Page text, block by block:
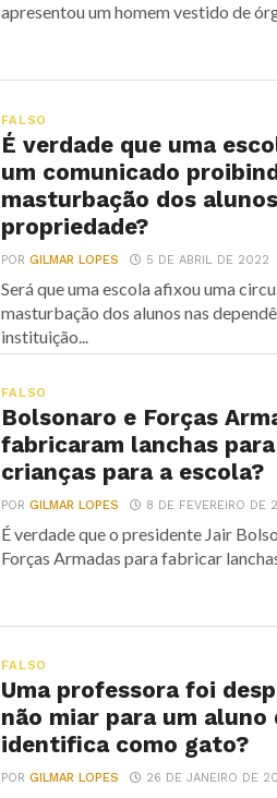
apresentou um homem vestido de
FALSO
É verdade que uma
um comunicado
masturbação dos
propriedade?
PORGILMAR LOPES 5 DE ABRIL DE 2022
Será que uma escola afixou uma
masturbação dos alunos nas
instituição...
FALSO
Bolsonaro e Forças
fabricaram lanchas
crianças para a escola?
PORGILMAR LOPES 8 DE FEVEREIRO DE
É verdade que o presidente Jair
Forças Armadas para fabricar lanchas
FALSO
Uma professora foi
não miar para um aluno
identifica como gato?
PORGILMAR LOPES 26 DE JANEIRO DE